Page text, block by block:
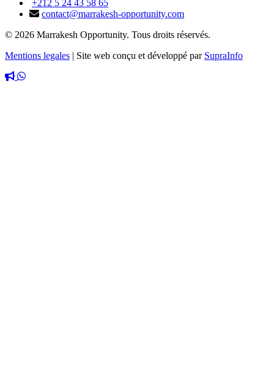
+212 5 24 43 58 65
contact@marrakesh-opportunity.com
© 2026 Marrakesh Opportunity. Tous droits réservés.
Mentions legales | Site web conçu et développé par SupraInfo